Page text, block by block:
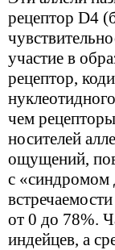
рецептор D4
участие в
рецептор,
чем
носителей
ощущений,
с «синдромом
от 0 до 78%.
индейцев, а